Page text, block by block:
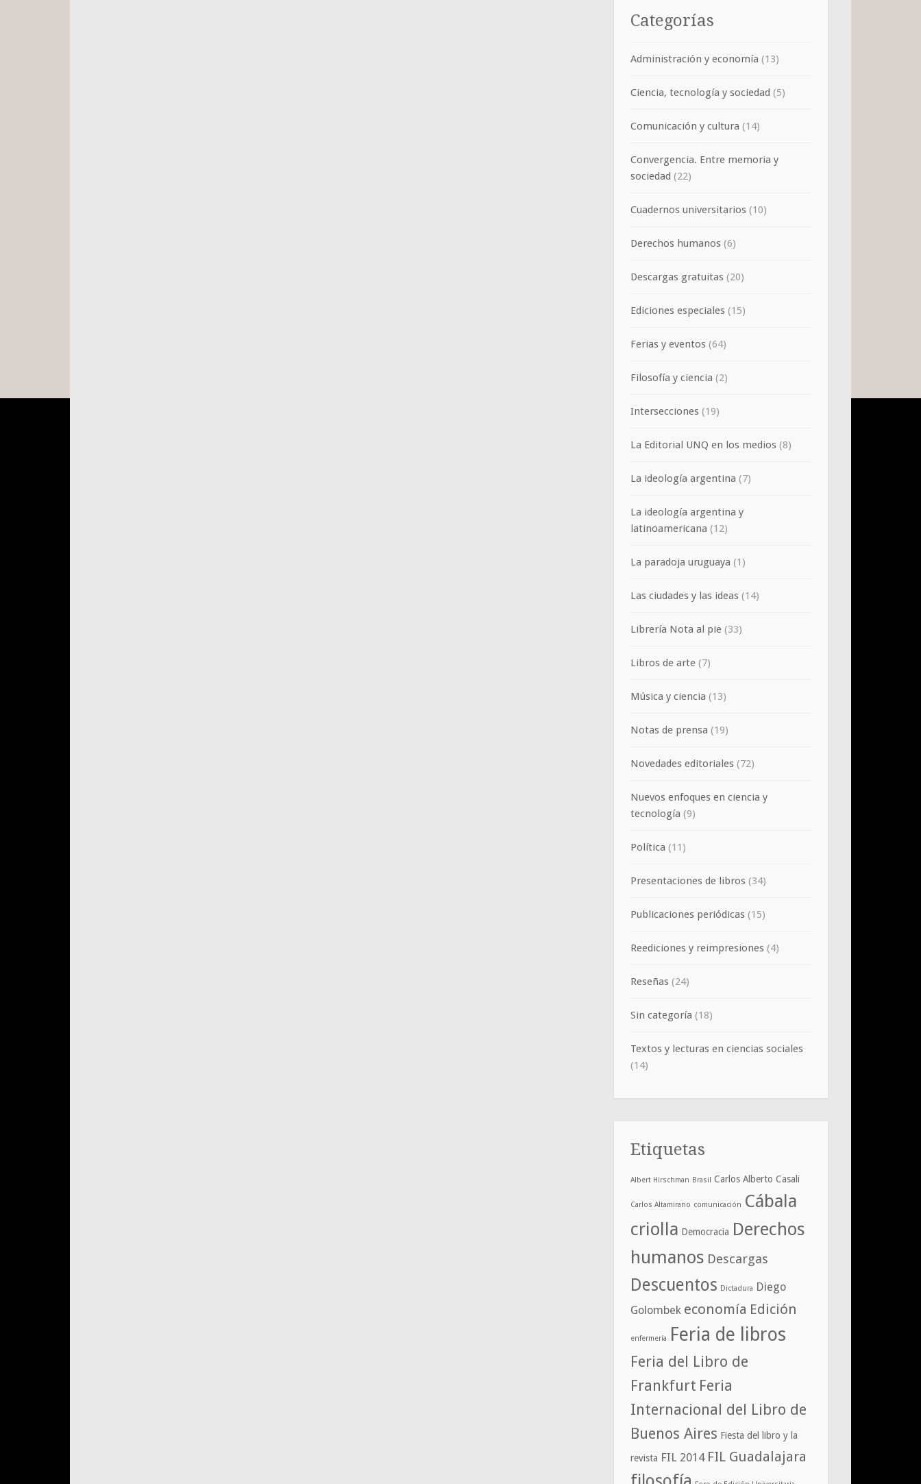
Categorías
Administración y economía (13)
Ciencia, tecnología y sociedad (5)
Comunicación y cultura (14)
Convergencia. Entre memoria y
sociedad (22)
Cuadernos universitarios (10)
Derechos humanos (6)
Descargas gratuitas (20)
Ediciones especiales (15)
Ferias y eventos (64)
Filosofía y ciencia (2)
Intersecciones (19)
La Editorial UNQ en los medios (8)
La ideología argentina (7)
La ideología argentina y
latinoamericana (12)
La paradoja uruguaya (1)
Las ciudades y las ideas (14)
Librería Nota al pie (33)
Libros de arte (7)
Música y ciencia (13)
Notas de prensa (19)
Novedades editoriales (72)
Nuevos enfoques en ciencia y
tecnología (9)
Política (11)
Presentaciones de libros (34)
Publicaciones periódicas (15)
Reediciones y reimpresiones (4)
Reseñas (24)
Sin categoría (18)
Textos y lecturas en ciencias sociales
(14)
Etiquetas
Albert Hirschman Brasil Carlos Alberto Casali
Carlos Altamirano comunicación Cábala
criolla Democracia Derechos
humanos Descargas
Descuentos Dictadura Diego
Golombek economía Edición
enfermería Feria de libros
Feria del Libro de
Frankfurt Feria
Internacional del Libro de
Buenos Aires Fiesta del libro y la
revista FIL 2014 FIL Guadalajara